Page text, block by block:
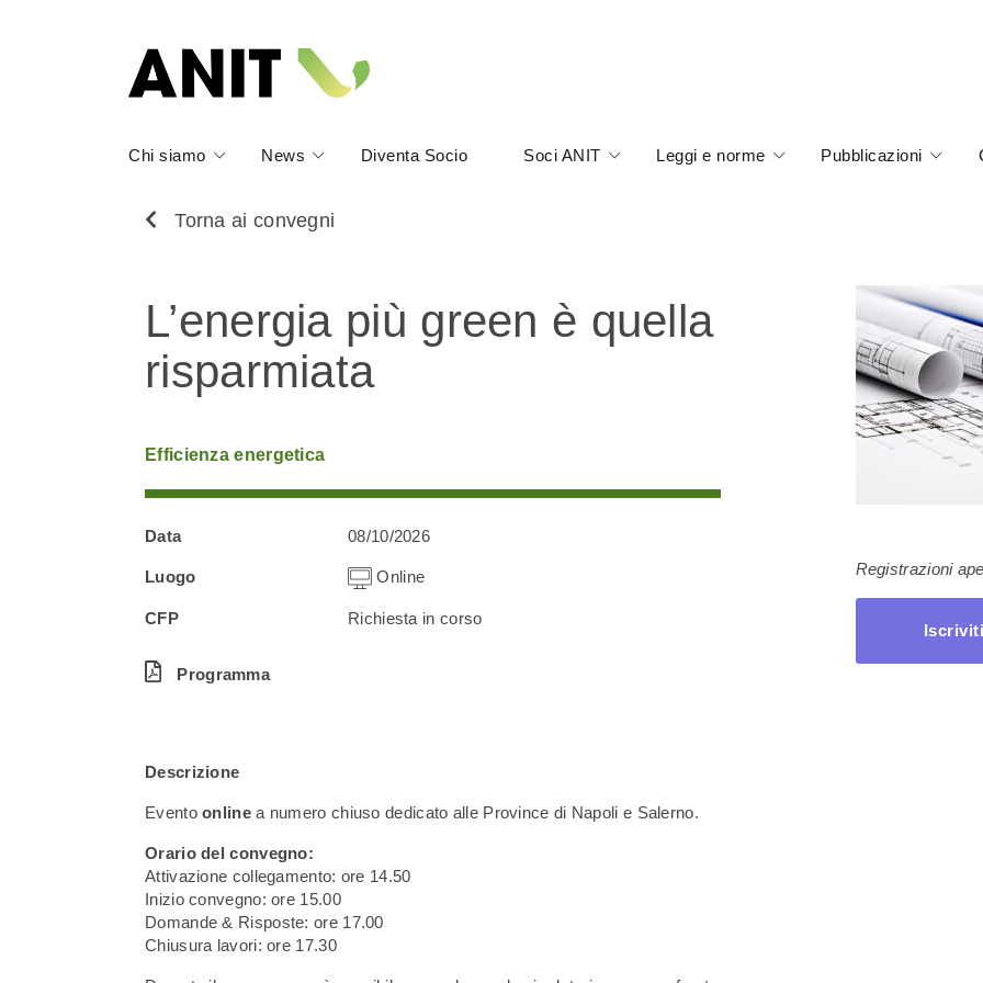
Chi siamo News Diventa Socio Soci ANIT Leggi e norme Pubblicazioni
Torna ai convegni
L’energia più green è quella
risparmiata
Efficienza energetica
Data 08/10/2026
Luogo Online
CFP Richiesta in corso
Programma
Descrizione
Eventoonlinea numero chiuso dedicato alle Province di Napoli e Salerno.
Orario del convegno:
Attivazione collegamento: ore 14.50
Inizio convegno: ore 15.00
Domande & Risposte: ore 17.00
Chiusura lavori: ore 17.30
Registrazioni
Iscriviti